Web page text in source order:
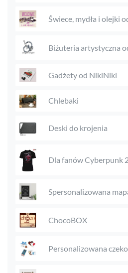
Świece, mydła i olejki
Biżuteria artystyczna
Gadżety od NikiNiki
Chlebaki
Deski do krojenia
Dla fanów Cyberpunk
Spersonalizowana
ChocoBOX
Personalizowana